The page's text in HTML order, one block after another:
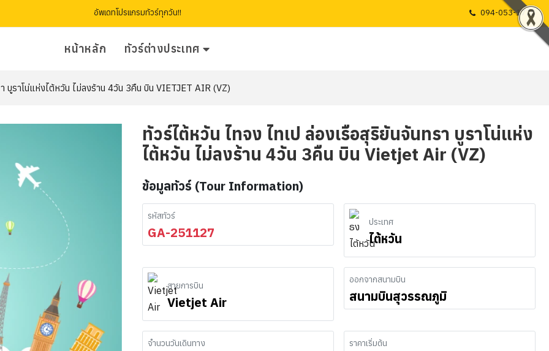
อัพเดทโปรแกรมทัวร์ทุกวัน!! 094-053-1725
หน้าหลัก ทัวร์ต่างประเทศ
บูราโน่แห่งไต้หวัน ไม่ลงร้าน 4วัน 3คืน บิน VIETJET AIR (VZ)
ทัวร์ไต้หวัน ไทจง ไทเป ล่องเรือสุริยันจันทรา บูราโน่แห่ง
ไต้หวัน ไม่ลงร้าน 4วัน 3คืน บิน Vietjet Air (VZ)
ข้อมูลทัวร์ (Tour Information)
รหัสทัวร์
GA-251127
ประเทศ
ไต้หวัน
สายการบิน
Vietjet Air
ออกจากสนามบิน
สนามบินสุวรรณภูมิ
จำนวนวันเดินทาง ราคาเริ่มต้น